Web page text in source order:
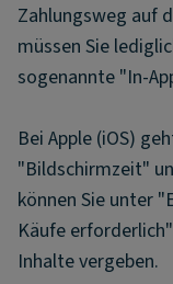
Zahlungsweg auf
müssen Sie
sogenannte "In-
Bei Apple (iOS)
"Bildschirmzeit"
können Sie unter
Käufe
Inhalte vergeben.